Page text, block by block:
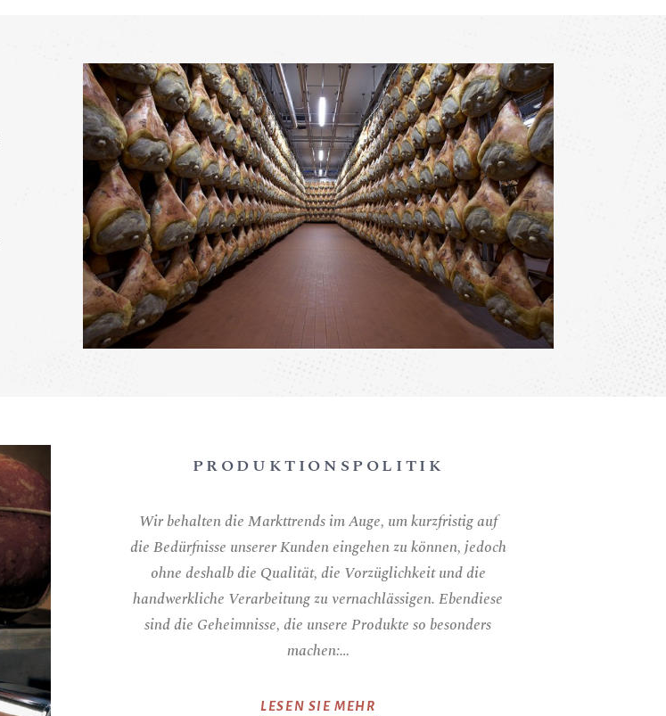
PRODUKTIONSPOLITIK
Wir behalten die Markttrends im Auge, um kurzfristig auf
die Bedürfnisse unserer Kunden eingehen zu können, jedoch
ohne deshalb die Qualität, die Vorzüglichkeit und die
handwerkliche Verarbeitung zu vernachlässigen. Ebendiese
sind die Geheimnisse, die unsere Produkte so besonders
machen:…
LESEN SIE MEHR